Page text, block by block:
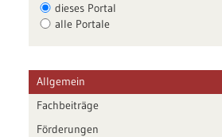
dieses Portal
alle Portale
Allgemein
Fachbeiträge
Förderungen